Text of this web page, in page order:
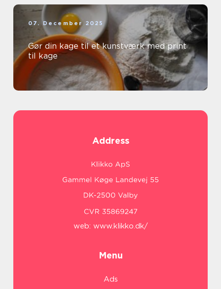
07. December 2025
Gør din kage til et kunstværk med print
til kage
Address
web: www.klikko.dk/
Menu
Ads